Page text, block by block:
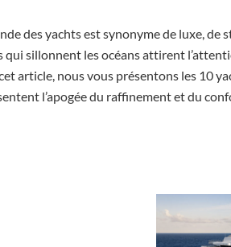
des yachts est synonyme de luxe, de
qui sillonnent les océans attirent
article, nous vous présentons les 10
l’apogée du raffinement et du